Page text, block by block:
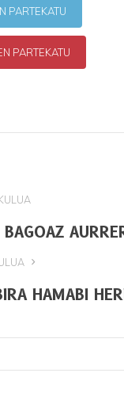
PARTEKATU
PARTEKATU
HAMABI